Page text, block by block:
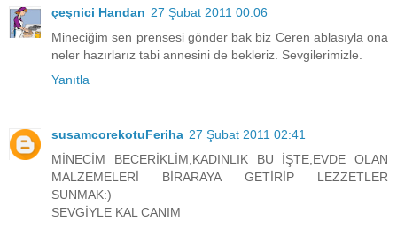
çeşnici Handan 27 Şubat 2011 00:06
Mineciğim sen prensesi gönder bak biz Ceren ablasıyla ona
neler hazırlarız tabi annesini de bekleriz. Sevgilerimizle.
Yanıtla
susamcorekotuFeriha 27 Şubat 2011 02:41
MİNECİM BECERİKLİM,KADINLIK BU İŞTE,EVDE OLAN
MALZEMELERİ BİRARAYA GETİRİP LEZZETLER
SUNMAK:)
SEVGİYLE KAL CANIM